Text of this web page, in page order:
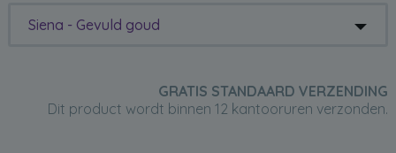
Siena - Gevuld goud
GRATIS STANDAARD VERZENDING
Dit product wordt binnen 12 kantooruren verzonden.